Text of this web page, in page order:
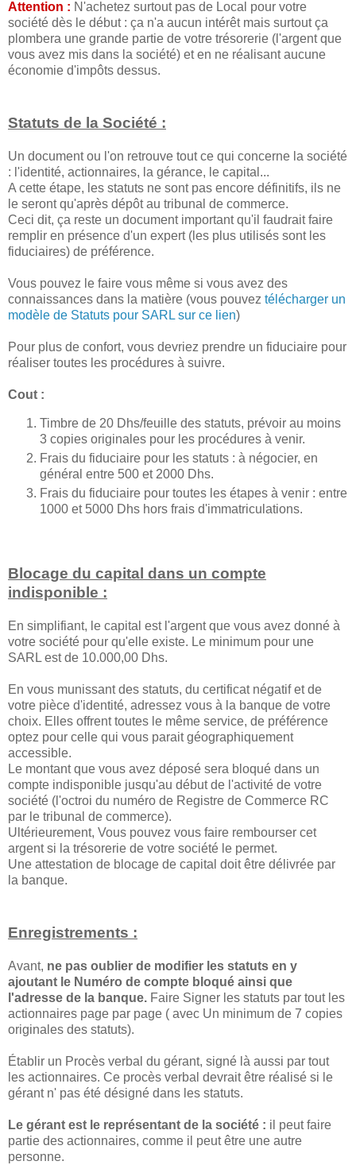
Attention : N'achetez surtout pas de Local pour votre
société dès le début : ça n'a aucun intérêt mais surtout ça
plombera une grande partie de votre trésorerie (l'argent que
vous avez mis dans la société) et en ne réalisant aucune
économie d'impôts dessus.
Statuts de la Société :
Un document ou l'on retrouve tout ce qui concerne la société
: l'identité, actionnaires, la gérance, le capital...
A cette étape, les statuts ne sont pas encore définitifs, ils ne
le seront qu'après dépôt au tribunal de commerce.
Ceci dit, ça reste un document important qu'il faudrait faire
remplir en présence d'un expert (les plus utilisés sont les
fiduciaires) de préférence.
Vous pouvez le faire vous même si vous avez des
connaissances dans la matière (vous pouvez télécharger un
modèle de Statuts pour SARL sur ce lien)
Pour plus de confort, vous devriez prendre un fiduciaire pour
réaliser toutes les procédures à suivre.
Cout :
Timbre de 20 Dhs/feuille des statuts, prévoir au moins
3 copies originales pour les procédures à venir.
Frais du fiduciaire pour les statuts : à négocier, en
général entre 500 et 2000 Dhs.
Frais du fiduciaire pour toutes les étapes à venir : entre
1000 et 5000 Dhs hors frais d'immatriculations.
Blocage du capital dans un compte
indisponible :
En simplifiant, le capital est l'argent que vous avez donné à
votre société pour qu'elle existe. Le minimum pour une
SARL est de 10.000,00 Dhs.
En vous munissant des statuts, du certificat négatif et de
votre pièce d'identité, adressez vous à la banque de votre
choix. Elles offrent toutes le même service, de préférence
optez pour celle qui vous parait géographiquement
accessible.
Le montant que vous avez déposé sera bloqué dans un
compte indisponible jusqu'au début de l'activité de votre
société (l'octroi du numéro de Registre de Commerce RC
par le tribunal de commerce).
Ultérieurement, Vous pouvez vous faire rembourser cet
argent si la trésorerie de votre société le permet.
Une attestation de blocage de capital doit être délivrée par
la banque.
Enregistrements :
Avant, ne pas oublier de modifier les statuts en y
ajoutant le Numéro de compte bloqué ainsi que
l'adresse de la banque. Faire Signer les statuts par tout les
actionnaires page par page ( avec Un minimum de 7 copies
originales des statuts).
Établir un Procès verbal du gérant, signé là aussi par tout
les actionnaires. Ce procès verbal devrait être réalisé si le
gérant n' pas été désigné dans les statuts.
Le gérant est le représentant de la société : il peut faire
partie des actionnaires, comme il peut être une autre
personne.